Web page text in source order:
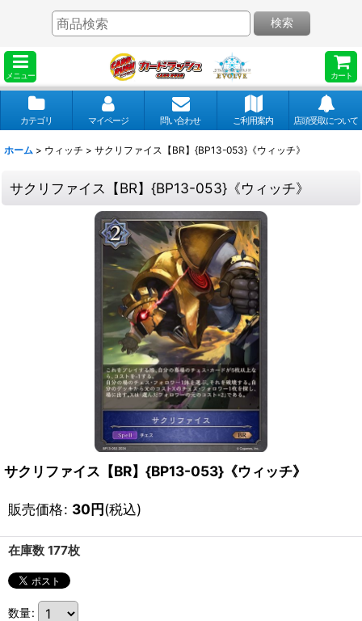
メニュー カート
検索
カテゴリ マイページ 問い合わせ ご利用案内 店頭受取について
ホーム > ウィッチ > サクリファイス【BR】{BP13-053}《ウィッチ》
サクリファイス【BR】{BP13-053}《ウィッチ》
サクリファイス【BR】{BP13-053}《ウィッチ》
販売価格: 30円(税込)
在庫数 177枚
数量: